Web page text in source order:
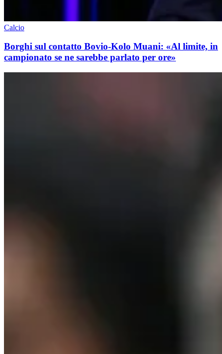
Calcio
Borghi sul contatto Bovio-Kolo Muani: «Al limite, in
campionato se ne sarebbe parlato per ore»